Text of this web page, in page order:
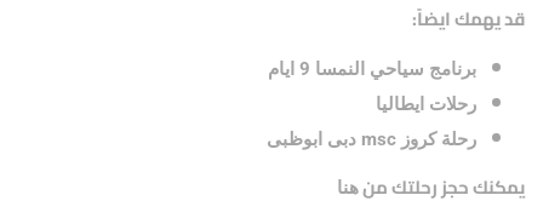
قد يهمك ايضاً:
برنامج سياحي النمسا 9 ايام
رحلات ايطاليا
رحلة كروز msc دبى ابوظبى
يمكنك حجز رحلتك منهنا